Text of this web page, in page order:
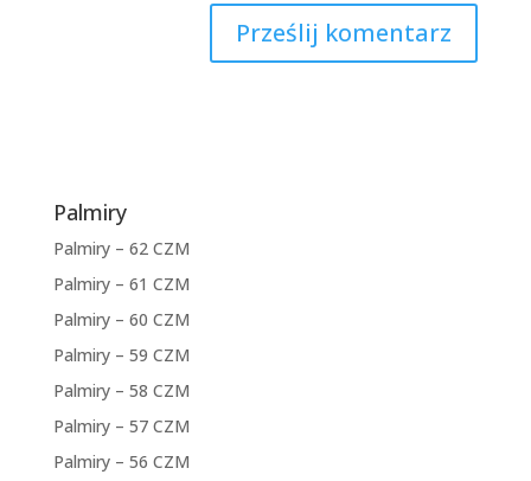
Palmiry
Palmiry – 62 CZM
Palmiry – 61 CZM
Palmiry – 60 CZM
Palmiry – 59 CZM
Palmiry – 58 CZM
Palmiry – 57 CZM
Palmiry – 56 CZM